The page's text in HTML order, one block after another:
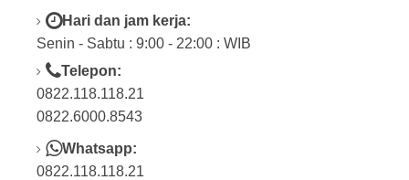
Hari dan jam kerja:
Senin - Sabtu : 9:00 - 22:00 : WIB
Telepon:
0822.118.118.21
0822.6000.8543
Whatsapp:
0822.118.118.21